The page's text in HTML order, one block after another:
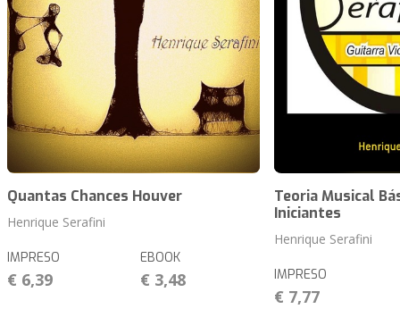
Quantas Chances Houver
Henrique Serafini
IMPRESO
€ 6,39
EBOOK
€ 3,48
Teoria Musical
Iniciantes
Henrique Serafini
IMPRESO
€ 7,77